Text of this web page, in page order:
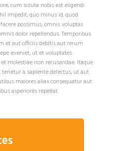
cum soluta nobis est eligendi
impedit, quo minus id, quod
possimus, omnis voluptas
dolor repellendus. Temporibus
et aut officiis debitis aut rerum
eveniet, ut et voluptates
molestiae non recusandae. Itaque
a sapiente delectus, ut aut
maiores alias consequatur aut
asperiores repellat.